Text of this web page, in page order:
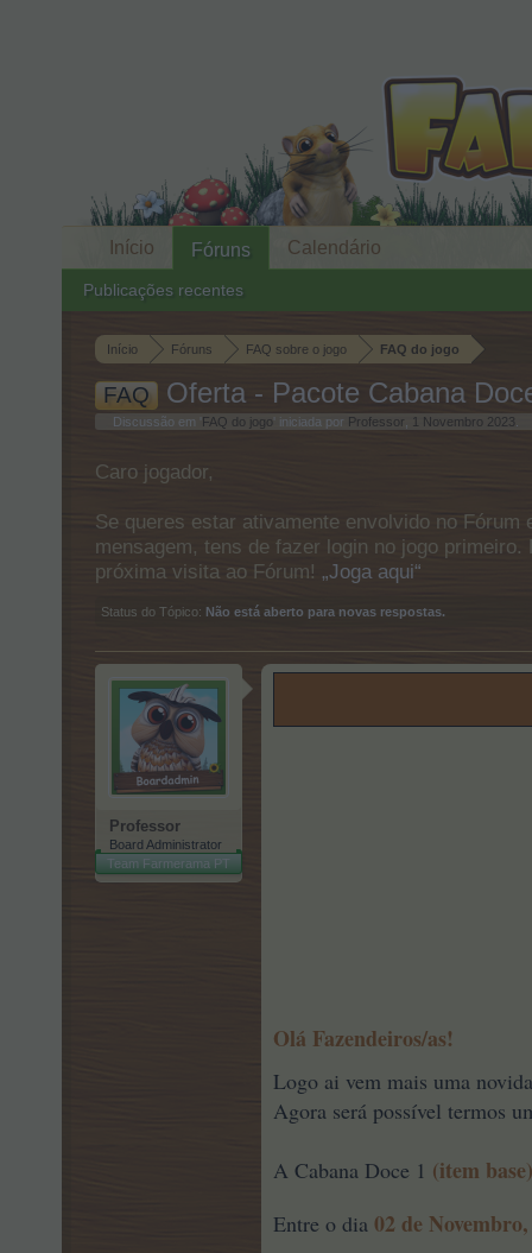
Início Fóruns FAQ sobre o jogo FAQ do jogo
FAQ Oferta - Pacote Cabana
Discussão em ' FAQ do jogo ' iniciada por Professor 1 Novembro 2023
Caro jogador,
Se queres estar ativamente envolvido no
mensagem, tens de fazer login no jogo
próxima visita ao Fórum! „Joga aqui“
Status do Tópico: Não está aberto para novas respostas.
Professor
Board Administrator
Team Farmerama PT
Olá Fazendeiros/as!
Logo ai vem mais uma
Agora será possível termos
A Cabana Doce 1 (item base)
Entre o dia 02 de
Início Fóruns
Publicações recentes
Calendário